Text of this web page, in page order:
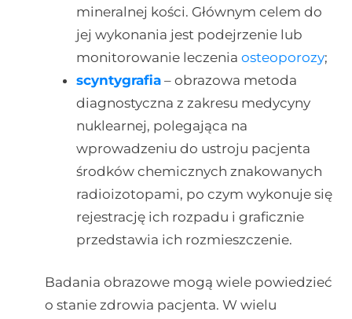
mineralnej kości. Głównym celem do
jej wykonania jest podejrzenie lub
monitorowanie leczenia osteoporozy;
scyntygrafia– obrazowa metoda
diagnostyczna z zakresu medycyny
nuklearnej, polegająca na
wprowadzeniu do ustroju pacjenta
środków chemicznych znakowanych
radioizotopami, po czym wykonuje się
rejestrację ich rozpadu i graficznie
przedstawia ich rozmieszczenie.
Badania obrazowe mogą wiele powiedzieć
o stanie zdrowia pacjenta. W wielu